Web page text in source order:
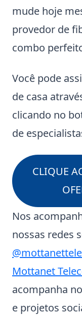
mude hoje
provedor de
combo
Você pode
de casa
clicando no
de
CLIQUE
Nos
nossas redes
Mottanet
acompanha
e projetos